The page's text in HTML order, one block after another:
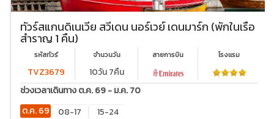
ทัวร์สแกนดิเนเวีย สวีเดน นอร์เวย์ เดนมาร์ก (พักในเรือ
สำราญ 1 คืน)
รหัสทัวร์
TVZ3679
จำนวนวัน
10วัน 7คืน
สายการบิน โรงเเรม
ช่วงเวลาเดินทาง ต.ค. 69 - ม.ค. 70
ต.ค. 69
08-17
15-24